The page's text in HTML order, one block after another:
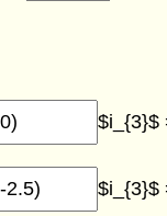
$i_{3}$
$i_{3}$